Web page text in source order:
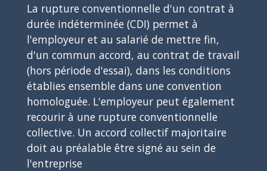
La rupture conventionnelle d'un contrat à
durée indéterminée (CDI) permet à
l'employeur et au salarié de mettre fin,
d'un commun accord, au contrat de travail
(hors période d'essai), dans les conditions
établies ensemble dans une convention
homologuée. L'employeur peut également
recourir à une rupture conventionnelle
collective. Un accord collectif majoritaire
doit au préalable être signé au sein de
l'entreprise